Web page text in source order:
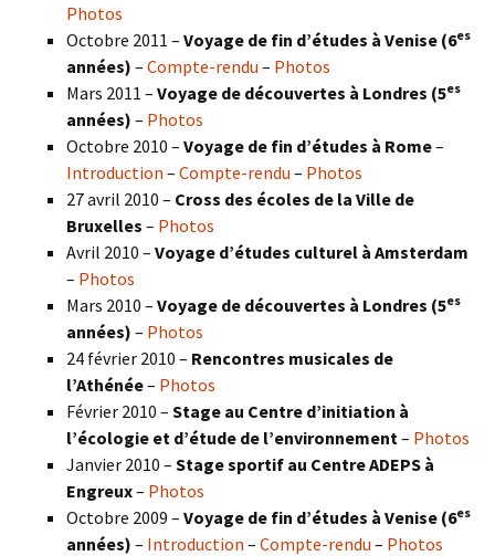
Photos
Octobre 2011 – Voyage de fin d’études à Venise (6es
années) – Compte-rendu – Photos
Mars 2011 – Voyage de découvertes à Londres (5es
années) – Photos
Octobre 2010 – Voyage de fin d’études à Rome–
Introduction – Compte-rendu – Photos
27 avril 2010 – Cross des écoles de la Ville de
Bruxelles – Photos
Avril 2010 – Voyage d’études culturel à Amsterdam
– Photos
Mars 2010 – Voyage de découvertes à Londres (5es
années) – Photos
24 février 2010 – Rencontres musicales de
l’Athénée– Photos
Février 2010 – Stage au Centre d’initiation à
l’écologie et d’étude de l’environnement – Photos
Janvier 2010 – Stage sportif au Centre ADEPS à
Engreux– Photos
Octobre 2009 – Voyage de fin d’études à Venise (6es
années) – Introduction – Compte-rendu – Photos